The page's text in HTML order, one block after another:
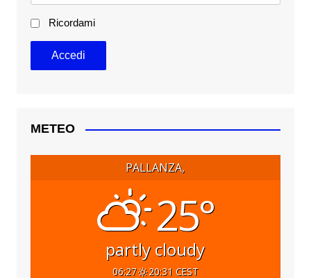
Ricordami
METEO
PALLANZA,
25°
partly cloudy
06:27 20:31 CEST